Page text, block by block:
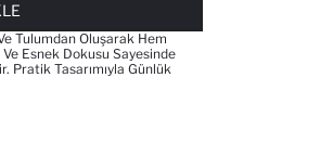
Tulumdan Oluşarak Hem
Esnek Dokusu Sayesinde
Pratik Tasarımıyla Günlük